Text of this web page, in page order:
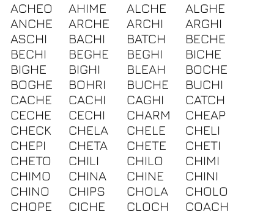
ACHEO
AHIME ALCHE
ALGHE
ANCHE
ARCHE ARCHI
ARGHI
ASCHI
BACHI BATCH
BECHE
BECHI
BEGHE BEGHI
BICHE
BIGHE
BIGHI BLEAH
BOCHE
BOGHE
BOHRI BUCHE
BUCHI
CACHE
CACHI CAGHI
CATCH
CECHE
CECHI CHARM
CHEAP
CHECK
CHELA CHELE
CHELI
CHEPI
CHETA CHETE
CHETI
CHETO
CHILI CHILO
CHIMI
CHIMO
CHINA CHINE
CHINI
CHINO
CHIPS CHOLA
CHOLO
CHOPE
CICHE CLOCH
COACH